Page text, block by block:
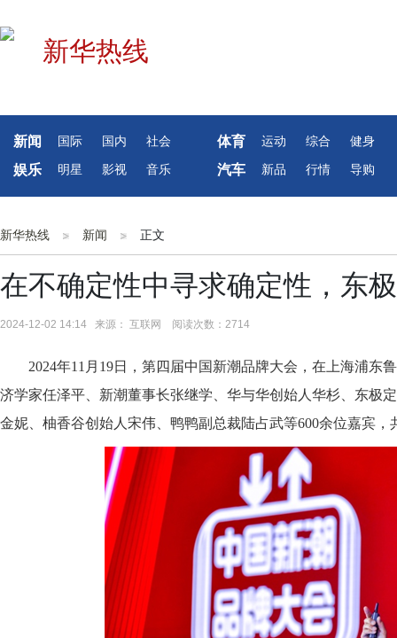
新闻 国际 国内 社会 体育 运动 综合 健身
娱乐 明星 影视 音乐 汽车 新品 行情 导购
新华热线 新闻 正文
在不确定性中寻求确定性，东
2024-12-02 14:14 来源： 互联网 阅读次数：2714
2024年11月19日，第四届中国新潮品牌大会，在上海浦东
济学家任泽平、新潮董事长张继学、华与华创始人华杉、东极
金妮、柚香谷创始人宋伟、鸭鸭副总裁陆占武等600余位嘉宾